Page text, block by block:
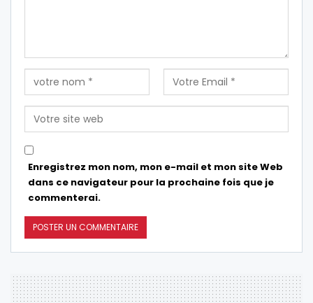
Enregistrez mon nom, mon e-mail et mon site Web
dans ce navigateur pour la prochaine fois que je
commenterai.